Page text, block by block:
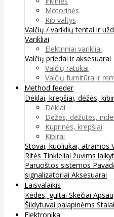
Motorinės
Rib valtys
Valčių / variklių tentai ir
Varikliai
Elektriniai varikliai
Valčių priedai ir aksesuarai
Valčių ratukai
Valčių furnitūra ir
Method feeder
Dėklai, krepšiai, dėžės,
Dėklai
Dėžės, dėžutės,
Kuprinės, krepšiai
Kibirai
Stovai, kuoliukai, atramos
Ritės Tinkleliai žuvims
Paruoštos sistemos
signalizatoriai Aksesuarai
Laisvalaikis
Kėdės, gultai Skėčiai
Šildytuvai palapinėms Stalai
Elektronika